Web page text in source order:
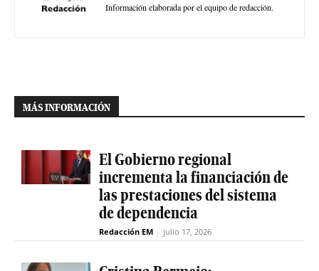
Información elaborada por el equipo de redacción.
MÁS INFORMACIÓN
El Gobierno regional
incrementa la financiación de
las prestaciones del sistema
de dependencia
Redacción EM - julio 17, 2026